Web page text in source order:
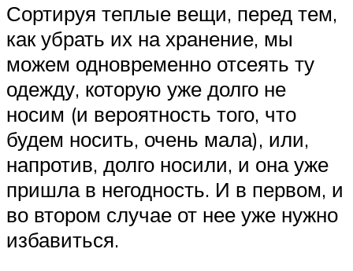
Сортируя теплые вещи, перед тем,
как убрать их на хранение, мы
можем одновременно отсеять ту
одежду, которую уже долго не
носим (и вероятность того, что
будем носить, очень мала), или,
напротив, долго носили, и она уже
пришла в негодность. И в первом, и
во втором случае от нее уже нужно
избавиться.